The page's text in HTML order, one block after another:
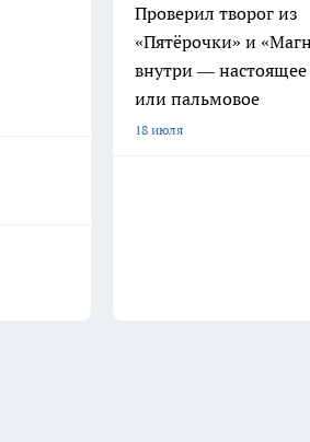
Проверил творог из
«Пятёрочки» и
внутри —
или пальмовое
18 июля